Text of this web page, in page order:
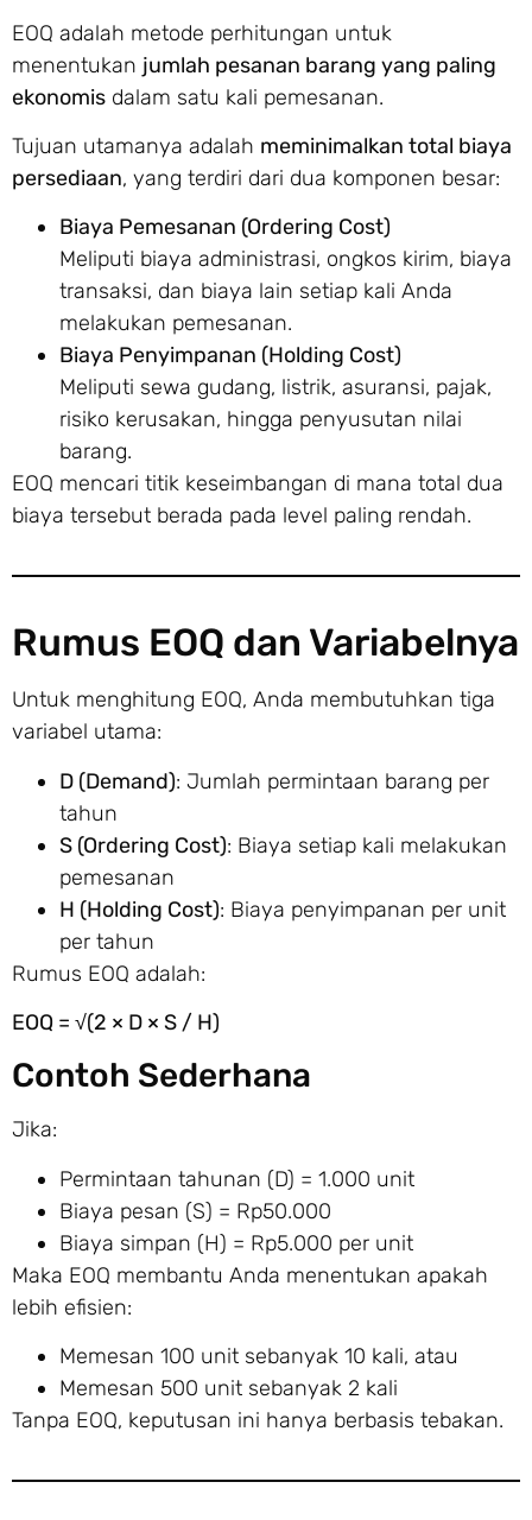
EOQ adalah metode perhitungan untuk
menentukan jumlah pesanan barang yang paling
ekonomis dalam satu kali pemesanan.
Tujuan utamanya adalah meminimalkan total biaya
persediaan, yang terdiri dari dua komponen besar:
Biaya Pemesanan (Ordering Cost)
Meliputi biaya administrasi, ongkos kirim, biaya
transaksi, dan biaya lain setiap kali Anda
melakukan pemesanan.
Biaya Penyimpanan (Holding Cost)
Meliputi sewa gudang, listrik, asuransi, pajak,
risiko kerusakan, hingga penyusutan nilai
barang.
EOQ mencari titik keseimbangan di mana total dua
biaya tersebut berada pada level paling rendah.
Rumus EOQ dan Variabelnya
Untuk menghitung EOQ, Anda membutuhkan tiga
variabel utama:
D (Demand): Jumlah permintaan barang per
tahun
S (Ordering Cost): Biaya setiap kali melakukan
pemesanan
H (Holding Cost): Biaya penyimpanan per unit
per tahun
Rumus EOQ adalah:
EOQ = √(2 × D × S / H)
Contoh Sederhana
Jika:
Permintaan tahunan (D) = 1.000 unit
Biaya pesan (S) = Rp50.000
Biaya simpan (H) = Rp5.000 per unit
Maka EOQ membantu Anda menentukan apakah
lebih efisien:
Memesan 100 unit sebanyak 10 kali, atau
Memesan 500 unit sebanyak 2 kali
Tanpa EOQ, keputusan ini hanya berbasis tebakan.